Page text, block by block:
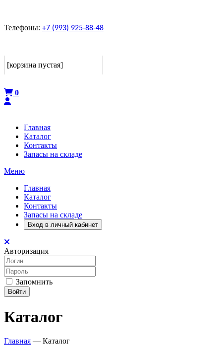
Телефоны: +7 (993) 925-88-48
[корзина пустая]
0
Главная
Каталог
Контакты
Запасы на складе
Меню
Главная
Каталог
Контакты
Запасы на складе
Вход в личный кабинет
Авторизация
Запомнить
Войти
Каталог
Главная — Каталог